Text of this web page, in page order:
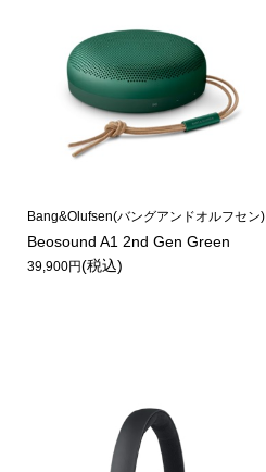
Bang&Olufsen(バングアンドオルフセン)
Beosound A1 2nd Gen Green
39,900円(税込)